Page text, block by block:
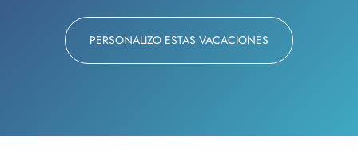
PERSONALIZO ESTAS VACACIONES